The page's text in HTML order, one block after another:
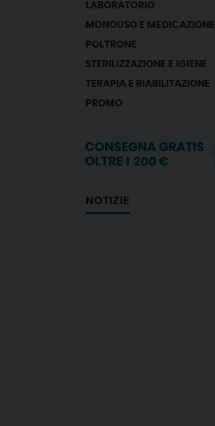
LABORATORIO
MONOUSO E MEDICAZIONE
POLTRONE
STERILIZZAZIONE E IGIENE
TERAPIA E RIABILITAZIONE
PROMO
NOTIZIE